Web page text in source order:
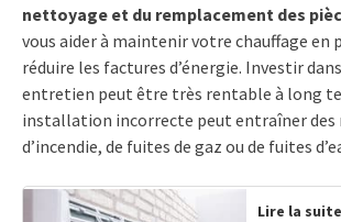
nettoyage et du remplacement des
vous aider à maintenir votre chauffage
réduire les factures d’énergie. Investir
entretien peut être très rentable à long
installation incorrecte peut entraîner des
d’incendie, de fuites de gaz ou de fuites
Lire la suite